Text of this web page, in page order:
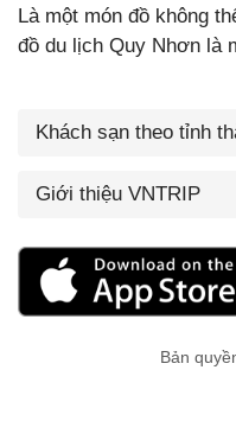
Là một món đồ không
đồ du lịch Quy Nhơn là
Khách sạn theo tỉnh
Giới thiệu VNTRIP
Bản